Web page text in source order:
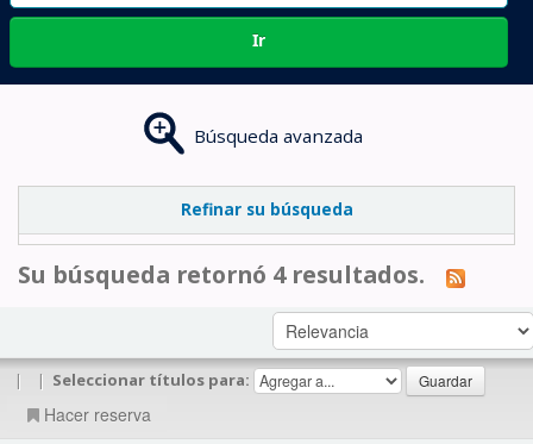
Ir
Búsqueda avanzada
Refinar su búsqueda
Su búsqueda retornó 4 resultados.
| | Seleccionar títulos para:
Hacer reserva